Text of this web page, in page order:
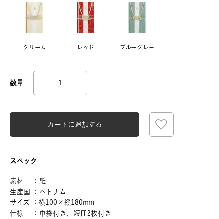
クリーム レッド ブルーグレー
カートに追加する
スペック
素材 ：紙
生産国 ：ベトナム
サイズ ：横100×縦180mm
仕様 ：中袋付き、短冊2枚付き